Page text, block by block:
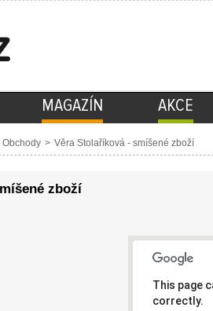
MAGAZÍN AKCE
Obchody > Věra Stolaříková - smíšené zboží
zboží
This page
correctly.